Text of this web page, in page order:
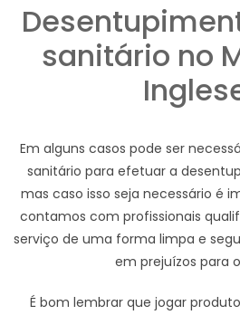
sanitário no
Em alguns casos pode ser
sanitário para efetuar a
mas caso isso seja necessário é
contamos com profissionais
serviço de uma forma limpa e
em prejuízos para
É bom lembrar que jogar